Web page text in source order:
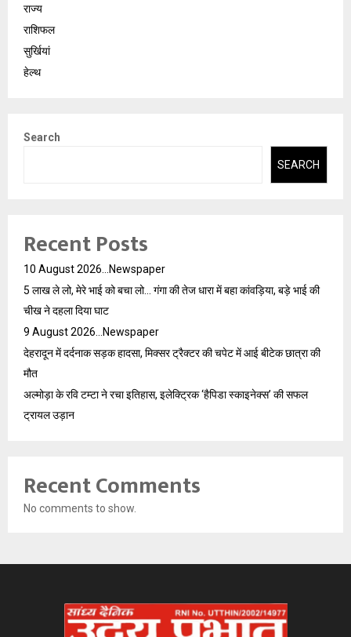
राज्य
राशिफल
सुर्खियां
हेल्थ
Search
SEARCH
Recent Posts
10 August 2026…Newspaper
5 लाख ले लो, मेरे भाई को बचा लो… गंगा की तेज धारा में बहा कांवड़िया, बड़े भाई की
चीख ने दहला दिया घाट
9 August 2026…Newspaper
देहरादून में दर्दनाक सड़क हादसा, मिक्सर ट्रैक्टर की चपेट में आई बीटेक छात्रा की
मौत
अल्मोड़ा के रवि टम्टा ने रचा इतिहास, इलेक्ट्रिक ‘हैपिडा स्काइनेक्स’ की सफल
ट्रायल उड़ान
Recent Comments
No comments to show.